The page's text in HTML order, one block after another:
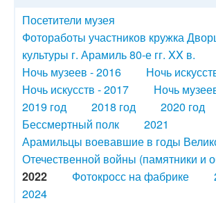
Посетители музея
Фотоработы участников кружка
культуры г. Арамиль 80-е гг. XX в.
Ночь музеев - 2016
Ночь
Ночь искусств - 2017
Ночь
2019 год
2018 год
2020 год
Бессмертный полк
2021
Арамильцы воевавшие в годы
Отечественной войны (памятники и
2022
Фотокросс на фабрике
2024